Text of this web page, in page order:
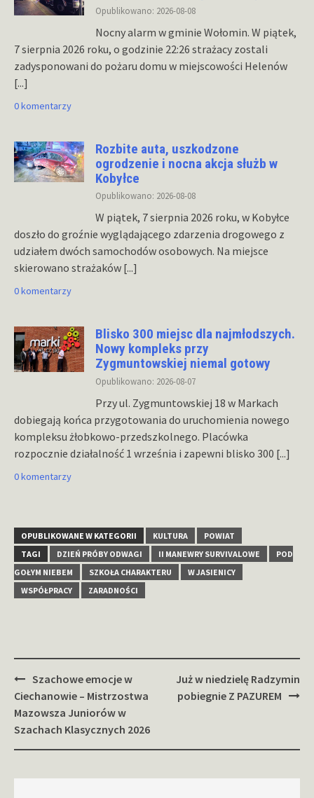
Opublikowano: 2026-08-08
Nocny alarm w gminie Wołomin. W piątek,
7 sierpnia 2026 roku, o godzinie 22:26 strażacy zostali
zadysponowani do pożaru domu w miejscowości Helenów
[...]
0 komentarzy
Rozbite auta, uszkodzone
ogrodzenie i nocna akcja służb w
Kobyłce
Opublikowano: 2026-08-08
W piątek, 7 sierpnia 2026 roku, w Kobyłce
doszło do groźnie wyglądającego zdarzenia drogowego z
udziałem dwóch samochodów osobowych. Na miejsce
skierowano strażaków [...]
0 komentarzy
Blisko 300 miejsc dla najmłodszych.
Nowy kompleks przy
Zygmuntowskiej niemal gotowy
Opublikowano: 2026-08-07
Przy ul. Zygmuntowskiej 18 w Markach
dobiegają końca przygotowania do uruchomienia nowego
kompleksu żłobkowo-przedszkolnego. Placówka
rozpocznie działalność 1 września i zapewni blisko 300 [...]
0 komentarzy
OPUBLIKOWANE W KATEGORII KULTURA
POWIAT
TAGI
DZIEŃ PRÓBY ODWAGI II MANEWRY SURVIVALOWE
POD
GOŁYM NIEBEM
SZKOŁA CHARAKTERU
W JASIENICY
WSPÓŁPRACY
ZARADNOŚCI
Zobacz
wpisy
Szachowe emocje w
Ciechanowie – Mistrzostwa
Mazowsza Juniorów w
Szachach Klasycznych 2026
Już w niedzielę Radzymin
pobiegnie Z PAZUREM